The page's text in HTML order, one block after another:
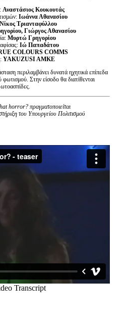
Αναστάσιος Κουκουτάς
Ιωάννα Αθανασίου
Νίκος Τριανταφύλλου
Γιώργος Αθανασίου
Μυρτώ Γρηγορίου
Ιώ Παπαδάτου
COLOURS COMMS
YAKUZUSI AMKE
περιλαμβάνει δυνατά ηχητικά επίπεδα
Στην είσοδο θα διατίθενται
ωτοασπίδες.
horror? πραγματοποιείται
του Υπουργείου Πολιτισμού